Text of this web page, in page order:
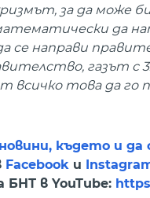
за да може
да
се направи
газът с
всичко това да го
където и да
Facebook и
БНТ в YouTube: